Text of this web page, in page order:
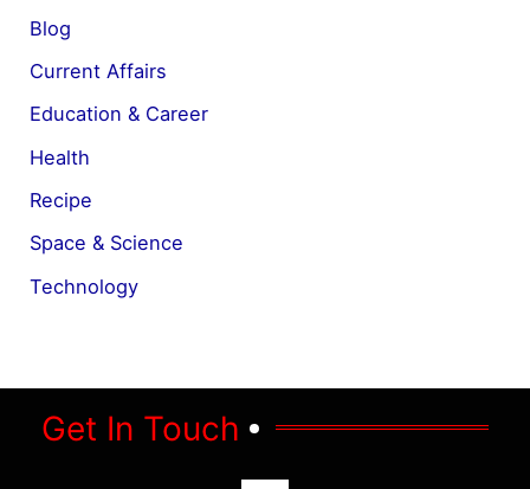
Blog
Current Affairs
Education & Career
Health
Recipe
Space & Science
Technology
Get In Touch